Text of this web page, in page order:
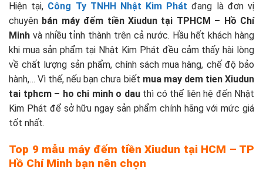
Hiện tại, Công Ty TNHH Nhật Kim Phát đang là đơn vị
chuyên bán máy đếm tiền Xiudun tại TPHCM – Hồ Chí
Minh và nhiều tỉnh thành trên cả nước. Hầu hết khách hàng
khi mua sản phẩm tại Nhật Kim Phát đều cảm thấy hài lòng
về chất lượng sản phẩm, chính sách mua hàng, chế độ bảo
hành,… Vì thế, nếu bạn chưa biết mua may dem tien Xiudun
tai tphcm – ho chi minh o dauthì có thể liên hệ đến Nhật
Kim Phát để sở hữu ngay sản phẩm chính hãng với mức giá
tốt nhất.
Top 9 mẫu máy đếm tiền Xiudun tại HCM – TP
Hồ Chí Minh bạn nên chọn